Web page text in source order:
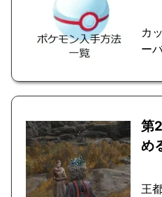
カ
ー
第
め
王